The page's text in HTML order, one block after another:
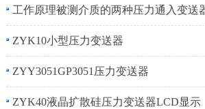
工作原理被测介质的两种压力通入变送
ZYK10小型压力变送器
ZYY3051GP3051压力变送器
ZYK40液晶扩散硅压力变送器LCD显示